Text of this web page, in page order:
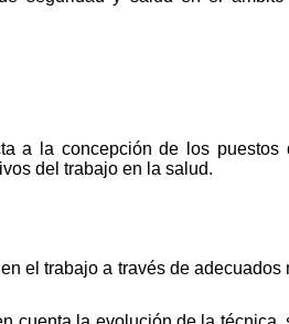
a la concepción de los
del trabajo en la salud.
el trabajo a través de adecuados